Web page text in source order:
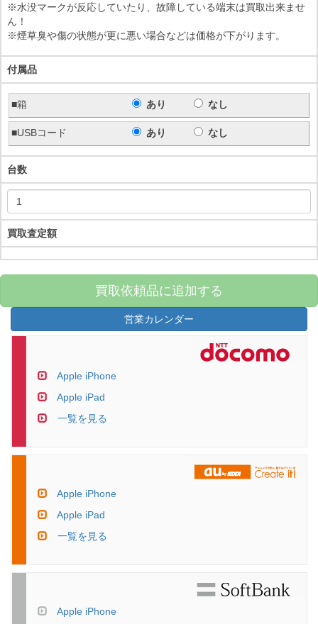
※水没マークが反応していたり、故障している端末は買取出来ませ
ん！
※煙草臭や傷の状態が更に悪い場合などは価格が下がります。
付属品
■箱 あり なし
■USBコード あり なし
台数
買取査定額
買取依頼品に追加する
営業カレンダー
Apple iPhone
Apple iPad
一覧を見る
Apple iPhone
Apple iPad
一覧を見る
Apple iPhone